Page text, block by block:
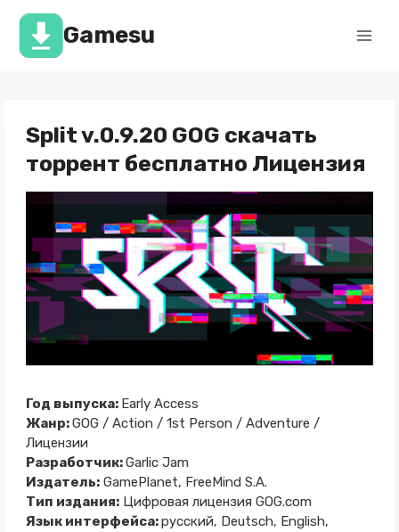
Перейти
содержимомуGamesu
Split v.0.9.20 GOG скачать
торрент бесплатно Лицензия
Год выпуска: Early Access
Жанр:GOG / Action / 1st Person / Adventure /
Лицензии
Разработчик:Garlic Jam
Издатель:GamePlanet, FreeMind S.A.
Тип издания:Цифровая лицензия GOG.com
Язык интерфейса:русский, Deutsch, English,